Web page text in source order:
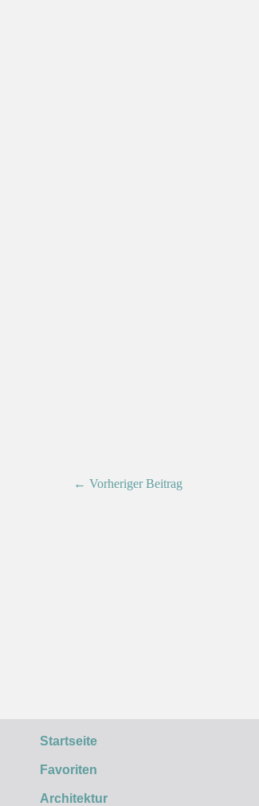
← Vorheriger Beitrag
Startseite
Favoriten
Architektur